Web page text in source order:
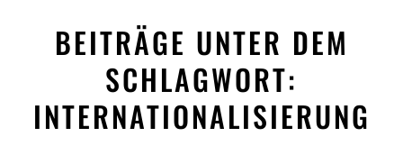
BEITRÄGE UNTER DEM
SCHLAGWORT:
INTERNATIONALISIERUNG